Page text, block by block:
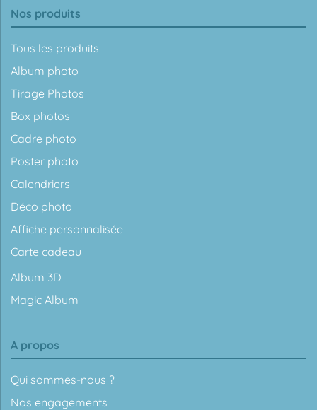
Nos produits
Tous les produits
Album photo
Tirage Photos
Box photos
Cadre photo
Poster photo
Calendriers
Déco photo
Affiche personnalisée
Carte cadeau
Album 3D
Magic Album
A propos
Qui sommes-nous ?
Nos engagements